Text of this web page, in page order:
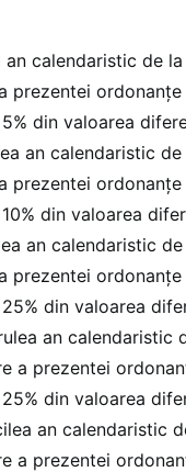
an calendaristic de
prezentei
din valoarea
an calendaristic
prezentei
din valoarea
an calendaristic
prezentei
din valoarea
an calendaristic
a prezentei
din valoarea
an calendaristic
a prezentei